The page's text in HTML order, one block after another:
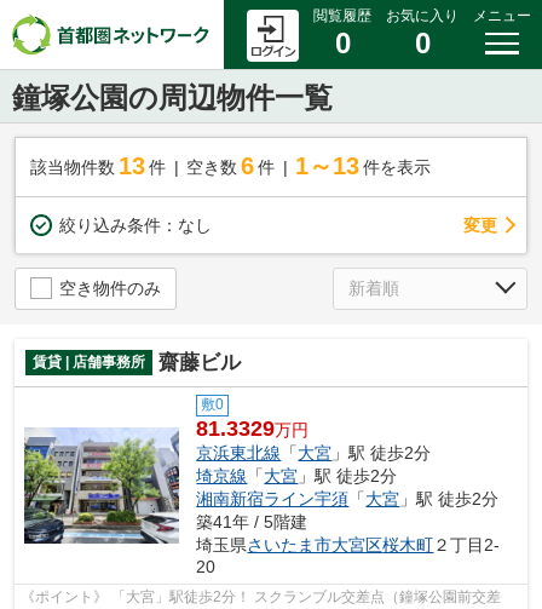
閲覧履歴
0
お気に入り
0
メニュー
鐘塚公園の周辺物件一覧
該当物件数 13件 空き数 6 件 1～13 件を表示
絞り込み条件： なし 変更
空き物件のみ
賃貸 | 店舗事務所 齋藤ビル
敷0
81.3329万円
京浜東北線 「大宮 」駅 徒歩2分
埼京線 「大宮 」駅 徒歩2分
湘南新宿ライン宇須 「大宮 」駅 徒歩2分
築41年 / 5階建
埼玉県さいたま市大宮区桜木町２丁目2-
20
《ポイント》 「大宮」駅徒歩2分！ スクランブル交差点（鐘塚公園前交差